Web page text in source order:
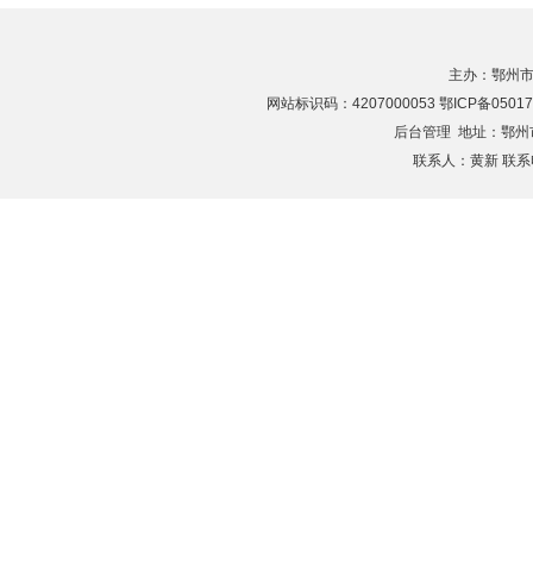
主办：鄂州
网站标识码：4207000053 鄂ICP备
后台管理 地址：鄂
联系人：黄新 联